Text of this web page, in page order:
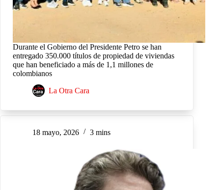
Durante el Gobierno del Presidente Petro se han
entregado 350.000 títulos de propiedad de viviendas
que han beneficiado a más de 1,1 millones de
colombianos
La Otra Cara
18 mayo, 2026 3 mins